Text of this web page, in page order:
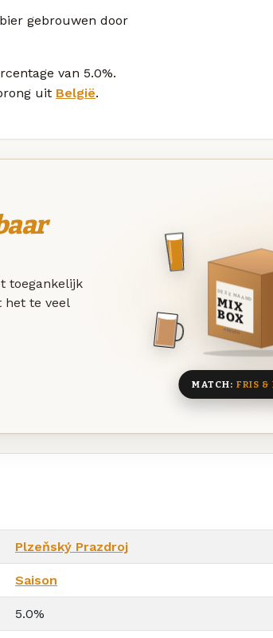
gebrouwen door
van 5.0%.
uit België.
toegankelijk
het te veel
DEZE MAAND
MIX
BOX
8 BIEREN
MATCH: FRIS &
Plzeňský Prazdroj
Saison
5.0%